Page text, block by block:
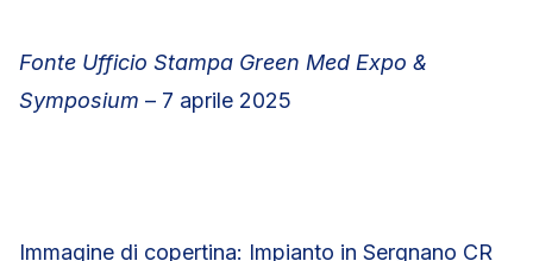
Fonte Ufficio Stampa Green Med Expo &
Symposium – 7 aprile 2025
Immagine di copertina: Impianto in Sergnano CR